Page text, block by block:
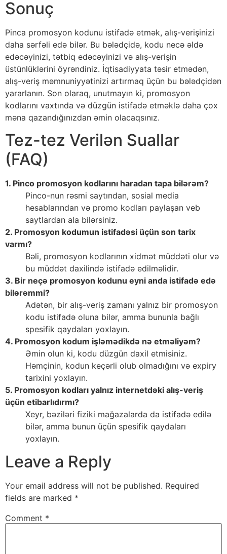
Sonuç
Pinca promosyon kodunu istifadə etmək, alış-verişinizi
daha sərfəli edə bilər. Bu bələdçidə, kodu necə əldə
edəcəyinizi, tətbiq edəcəyinizi və alış-verişin
üstünlüklərini öyrəndiniz. İqtisadiyyata təsir etmədən,
alış-veriş məmnuniyyətinizi artırmaq üçün bu bələdçidən
yararlanın. Son olaraq, unutmayın ki, promosyon
kodlarını vaxtında və düzgün istifadə etməklə daha çox
məna qazandığınızdan əmin olacaqsınız.
Tez-tez Verilən Suallar
(FAQ)
1. Pinco promosyon kodlarını haradan tapa bilərəm?
Pinco-nun rəsmi saytından, sosial media
hesablarından və promo kodları paylaşan veb
saytlardan ala bilərsiniz.
2. Promosyon kodumun istifadəsi üçün son tarix
varmı?
Bəli, promosyon kodlarının xidmət müddəti olur və
bu müddət daxilində istifadə edilməlidir.
3. Bir neçə promosyon kodunu eyni anda istifadə edə
bilərəmmi?
Adətən, bir alış-veriş zamanı yalnız bir promosyon
kodu istifadə oluna bilər, amma bununla bağlı
spesifik qaydaları yoxlayın.
4. Promosyon kodum işləmədikdə nə etməliyəm?
Əmin olun ki, kodu düzgün daxil etmisiniz.
Həmçinin, kodun keçərli olub olmadığını və expiry
tarixini yoxlayın.
5. Promosyon kodları yalnız internetdəki alış-veriş
üçün etibarlıdırmı?
Xeyr, bəziləri fiziki mağazalarda da istifadə edilə
bilər, amma bunun üçün spesifik qaydaları
yoxlayın.
Leave a Reply
Your email address will not be published. Required
fields are marked *
Comment *